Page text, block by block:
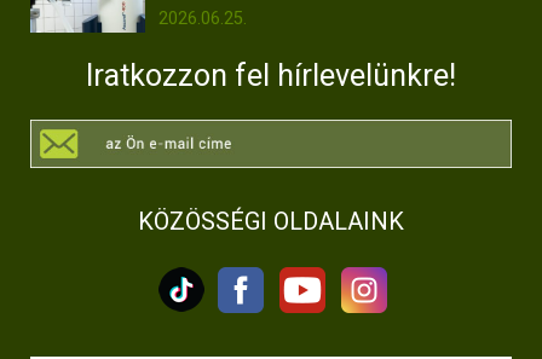
2026.06.25.
Iratkozzon fel hírlevelünkre!
KÖZÖSSÉGI OLDALAINK